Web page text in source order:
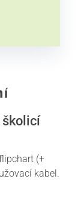
školicí
(+
kabel.